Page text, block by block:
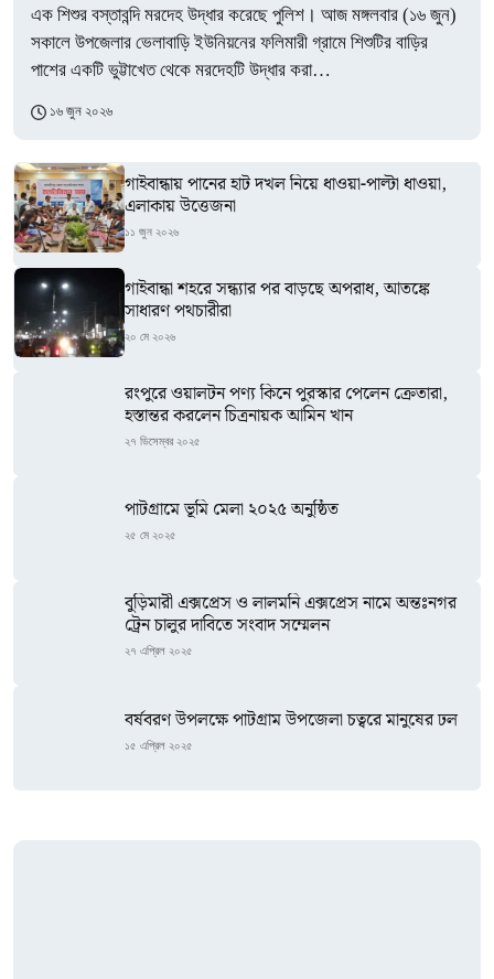
এক শিশুর বস্তাবন্দি মরদেহ উদ্ধার করেছে পুলিশ। আজ মঙ্গলবার (১৬ জুন)
সকালে উপজেলার ভেলাবাড়ি ইউনিয়নের ফলিমারী গ্রামে শিশুটির বাড়ির
পাশের একটি ভুট্টাখেত থেকে মরদেহটি উদ্ধার করা…
১৬ জুন ২০২৬
গাইবান্ধায় পানের হাট দখল নিয়ে ধাওয়া-পাল্টা ধাওয়া,
এলাকায় উত্তেজনা
১১ জুন ২০২৬
গাইবান্ধা শহরে সন্ধ্যার পর বাড়ছে অপরাধ, আতঙ্কে
সাধারণ পথচারীরা
২০ মে ২০২৬
রংপুরে ওয়ালটন পণ্য কিনে পুরস্কার পেলেন ক্রেতারা,
হস্তান্তর করলেন চিত্রনায়ক আমিন খান
২৭ ডিসেম্বর ২০২৫
পাটগ্রামে ভূমি মেলা ২০২৫ অনুষ্ঠিত
২৫ মে ২০২৫
বুড়িমারী এক্সপ্রেস ও লালমনি এক্সপ্রেস নামে অন্তঃনগর
ট্রেন চালুর দাবিতে সংবাদ সম্মেলন
২৭ এপ্রিল ২০২৫
বর্ষবরণ উপলক্ষে পাটগ্রাম উপজেলা চত্বরে মানুষের ঢল
১৫ এপ্রিল ২০২৫